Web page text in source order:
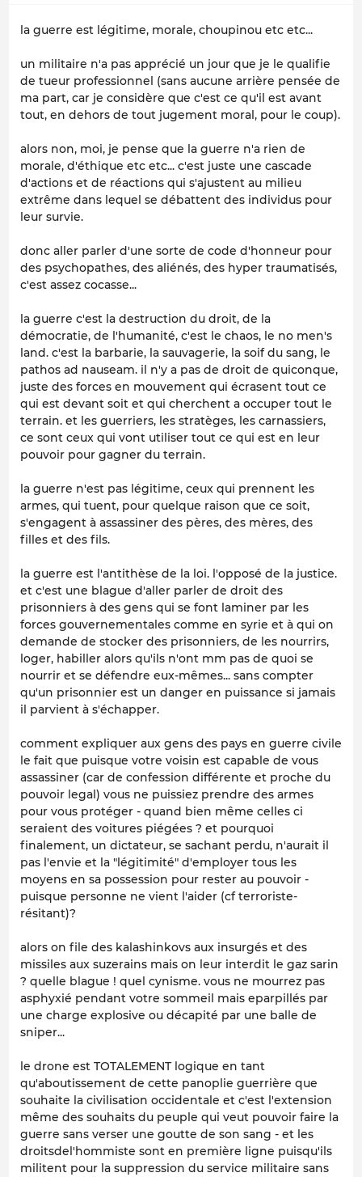
la guerre est légitime, morale, choupinou etc etc...
un militaire n'a pas apprécié un jour que je le qualifie
de tueur professionnel (sans aucune arrière pensée de
ma part, car je considère que c'est ce qu'il est avant
tout, en dehors de tout jugement moral, pour le coup).
alors non, moi, je pense que la guerre n'a rien de
morale, d'éthique etc etc... c'est juste une cascade
d'actions et de réactions qui s'ajustent au milieu
extrême dans lequel se débattent des individus pour
leur survie.
donc aller parler d'une sorte de code d'honneur pour
des psychopathes, des aliénés, des hyper traumatisés,
c'est assez cocasse...
la guerre c'est la destruction du droit, de la
démocratie, de l'humanité, c'est le chaos, le no men's
land. c'est la barbarie, la sauvagerie, la soif du sang, le
pathos ad nauseam. il n'y a pas de droit de quiconque,
juste des forces en mouvement qui écrasent tout ce
qui est devant soit et qui cherchent a occuper tout le
terrain. et les guerriers, les stratèges, les carnassiers,
ce sont ceux qui vont utiliser tout ce qui est en leur
pouvoir pour gagner du terrain.
la guerre n'est pas légitime, ceux qui prennent les
armes, qui tuent, pour quelque raison que ce soit,
s'engagent à assassiner des pères, des mères, des
filles et des fils.
la guerre est l'antithèse de la loi. l'opposé de la justice.
et c'est une blague d'aller parler de droit des
prisonniers à des gens qui se font laminer par les
forces gouvernementales comme en syrie et à qui on
demande de stocker des prisonniers, de les nourrirs,
loger, habiller alors qu'ils n'ont mm pas de quoi se
nourrir et se défendre eux-mêmes... sans compter
qu'un prisonnier est un danger en puissance si jamais
il parvient à s'échapper.
comment expliquer aux gens des pays en guerre civile
le fait que puisque votre voisin est capable de vous
assassiner (car de confession différente et proche du
pouvoir legal) vous ne puissiez prendre des armes
pour vous protéger - quand bien même celles ci
seraient des voitures piégées ? et pourquoi
finalement, un dictateur, se sachant perdu, n'aurait il
pas l'envie et la "légitimité" d'employer tous les
moyens en sa possession pour rester au pouvoir -
puisque personne ne vient l'aider (cf terroriste-
résitant)?
alors on file des kalashinkovs aux insurgés et des
missiles aux suzerains mais on leur interdit le gaz sarin
? quelle blague ! quel cynisme. vous ne mourrez pas
asphyxié pendant votre sommeil mais eparpillés par
une charge explosive ou décapité par une balle de
sniper...
le drone est TOTALEMENT logique en tant
qu'aboutissement de cette panoplie guerrière que
souhaite la civilisation occidentale et c'est l'extension
même des souhaits du peuple qui veut pouvoir faire la
guerre sans verser une goutte de son sang - et les
droitsdel'hommiste sont en première ligne puisqu'ils
militent pour la suppression du service militaire sans